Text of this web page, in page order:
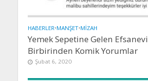
HABERLER•MANŞET•MIZAH
Yemek Sepetine Gelen Efsanevi
Birbirinden Komik Yorumlar
Şubat 6, 2020